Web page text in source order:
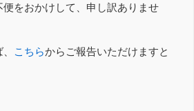
をおかけして、申し訳ありませ
こちらからご報告いただけますと